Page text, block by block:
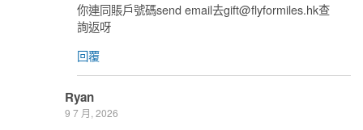
你連同賬戶號碼send email去gift@flyformiles.hk查
詢返呀
回覆
Ryan
9 7 月, 2026